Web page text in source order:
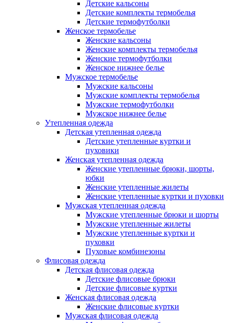
Детские кальсоны
Детские комплекты термобелья
Детские термофутболки
Женское термобелье
Женские кальсоны
Женские комплекты термобелья
Женские термофутболки
Женское нижнее белье
Мужское термобелье
Мужские кальсоны
Мужские комплекты термобелья
Мужские термофутболки
Мужское нижнее белье
Утепленная одежда
Детская утепленная одежда
Детские утепленные куртки и
пуховики
Женская утепленная одежда
Женские утепленные брюки, шорты,
юбки
Женские утепленные жилеты
Женские утепленные куртки и пуховки
Мужская утепленная одежда
Мужские утепленные брюки и шорты
Мужские утепленные жилеты
Мужские утепленные куртки и
пуховки
Пуховые комбинезоны
Флисовая одежда
Детская флисовая одежда
Детские флисовые брюки
Детские флисовые куртки
Женская флисовая одежда
Женские флисовые куртки
Мужская флисовая одежда